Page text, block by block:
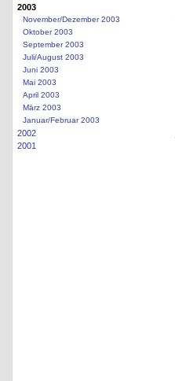
2003
November/Dezember 2003
Oktober 2003
September 2003
Juli/August 2003
Juni 2003
Mai 2003
April 2003
März 2003
Januar/Februar 2003
2002
2001